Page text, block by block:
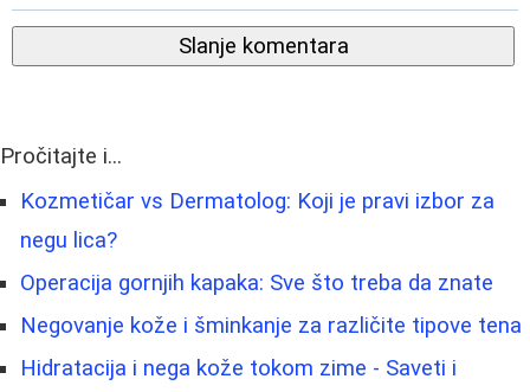
Slanje komentara
Pročitajte i...
Kozmetičar vs Dermatolog: Koji je pravi izbor za
negu lica?
Operacija gornjih kapaka: Sve što treba da znate
Negovanje kože i šminkanje za različite tipove tena
Hidratacija i nega kože tokom zime - Saveti i